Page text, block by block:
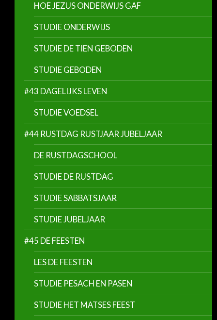
HOE JEZUS ONDERWIJS GAF
STUDIE ONDERWIJS
STUDIE DE TIEN GEBODEN
STUDIE GEBODEN
#43 DAGELIJKS LEVEN
STUDIE VOEDSEL
#44 RUSTDAG RUSTJAAR JUBELJAAR
DE RUSTDAGSCHOOL
STUDIE DE RUSTDAG
STUDIE SABBATSJAAR
STUDIE JUBELJAAR
#45 DE FEESTEN
LES DE FEESTEN
STUDIE PESACH EN PASEN
STUDIE HET MATSES FEEST